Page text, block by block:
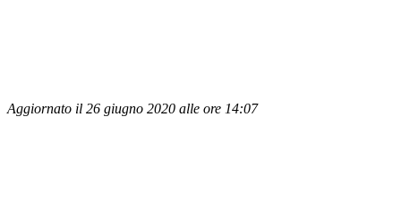
Aggiornato il 26 giugno 2020 alle ore 14:07